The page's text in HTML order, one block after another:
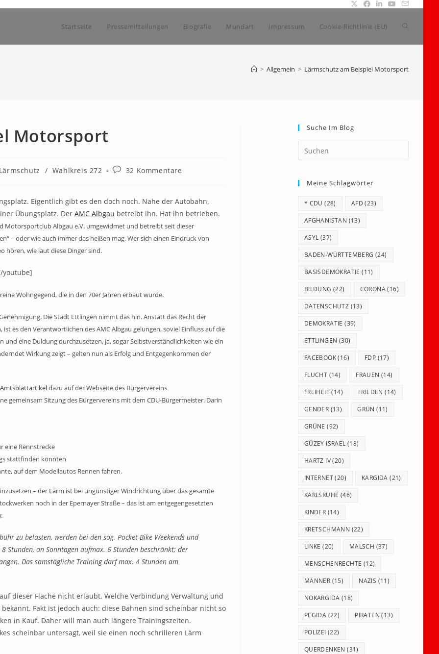
Startseite Pressemitteilungen Biografie Mundart Impressum Cookie-Richtlinie (EU) Website-
> Allgemein > Lärmschutz am Beispiel Motorsport
Motorsport
Lärmschutz / Wahlkreis 272
Beitrags-
32 Kommentare
Eigentlich gibt es den doch noch. Nahe der Autobahn,
Übungsplatz. Der AMC Albgau betreibt ihn. Hat ihn betrieben.
Motorsportclub Albgau e.V. umgewidmet und betreibt seit dieser
– oder wie auch immer das heißen mag. Wer sich einen Eindruck von
hören, wie laut diese Dinger sind.
youtube]
Wohngegend, die in den 70er Jahren erbaut wurde.
Die Stadt Ettlingen nimmt das hin. Anstatt das Recht der
es den Verantwortlichen des AMC Albgau gelungen, soviel Einfluss auf die
eine Duldung durchzusetzen, ja, sogar Selbstverständlichkeiten wie ein
Wirkung zeigt – gelten nun als Erfolg und Entgegenkommen der
Amtsblattartikeldazu auf der Webseite des Bürgervereins
gemeinsam Sitzung des Bürgervereins mit dem CDU-Bürgermeister. Darin
eine Rennstrecke
stattfinden könnten
auf dem Modellautos Rennen fahren.
– der Lärm ist bei ungünstiger Windrichtung über das gesamte
noch in der Epernayer Straße – das ist am entgegengesetzten
zu belasten, werden bei den sog. Pocket-Bike Weekends und
Stunden, an Sonntagen aufmax. 6 Stunden beschränkt; der
Das samstägliche Training darf max. 4 Stunden am
dieser Fläche nicht erlaubt. Welche Verbindung Verwaltung und
Fakt ist jedoch auch: diese Bahnen sind scheinbar nicht so
in Kauf. Daher will man auch längere Trainingszeiten.
scheinbar untersagt, weil sie einen noch schrilleren Lärm
Suche Im Blog
Escape
Meine Schlagwörter
* CDU (28) AFD (23)
AFGHANISTAN (13)
ASYL (37)
BADEN-WÜRTTEMBERG (24)
BASISDEMOKRATIE (11)
BILDUNG (22) CORONA(16)
DATENSCHUTZ (13)
DEMOKRATIE (39)
ETTLINGEN (30)
FACEBOOK(16) FDP (17)
FLUCHT (14) FRAUEN (14)
FREIHEIT(14) FRIEDEN (14)
GENDER (13) GRÜN (11)
GRÜNE (92)
GÜZEY ISRAEL (18)
HARTZ IV(20)
INTERNET(20) KARGIDA (21)
KARLSRUHE (46)
KINDER (14)
KRETSCHMANN (22)
LINKE (20) MALSCH (37)
MENSCHENRECHTE (12)
MÄNNER (15) NAZIS (11)
NOKARGIDA (18)
PEGIDA (22) PIRATEN (13)
POLIZEI (22)
QUERDENKEN (31)